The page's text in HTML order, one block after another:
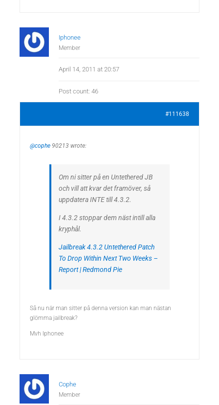
Iphonee
Member
April 14, 2011 at 20:57
Post count: 46
#111638
@cophe 90213 wrote:
Om ni sitter på en Untethered JB
och vill att kvar det framöver, så
uppdatera INTE till 4.3.2.
I 4.3.2 stoppar dem näst intill alla
kryphål.
Jailbreak 4.3.2 Untethered Patch
To Drop Within Next Two Weeks –
Report | Redmond Pie
Så nu när man sitter på denna version kan man nästan
glömma jailbreak?
Mvh Iphonee
Cophe
Member